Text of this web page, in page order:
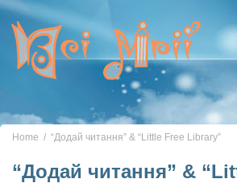
Home “Додай читання” & “Little Free Library”
“Додай читання” &